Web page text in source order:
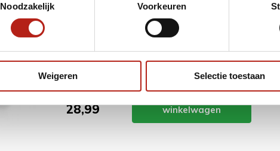
Noodzakelijk
Voorkeuren
Weigeren Selectie toestaan
Advantage Karate
voetbeschermers
28,99
winkelwagen